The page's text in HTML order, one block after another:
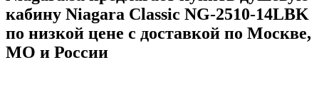
кабину Niagara Classic NG-2510-14LBK
по низкой цене с доставкой по Москве,
МО и России